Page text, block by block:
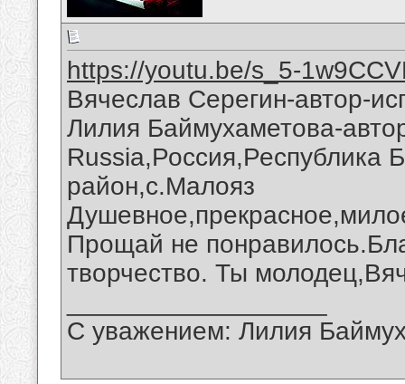
https://youtu.be/s_5-
Вячеслав Серегин-автор-
Лилия Баймухаметова-
Russia,Россия,Республика
район,с.Малояз
Прощай не
творчество. Ты
С уважением: Лилия